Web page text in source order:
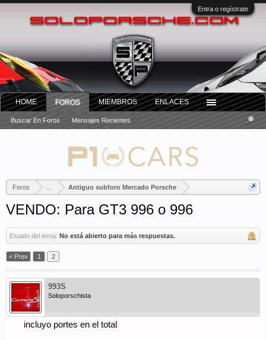
Entra o regístrate
Foros Antiguo subforo Mercado Porsche
VENDO: Para GT3 996 o 996
Estado del tema: No está abierto para más respuestas.
< Prev 1 2
993S
Soloporschista
incluyo portes en el total
HOME FOROS
Buscar En Foros Mensajes Recientes
MIEMBROS ENLACES